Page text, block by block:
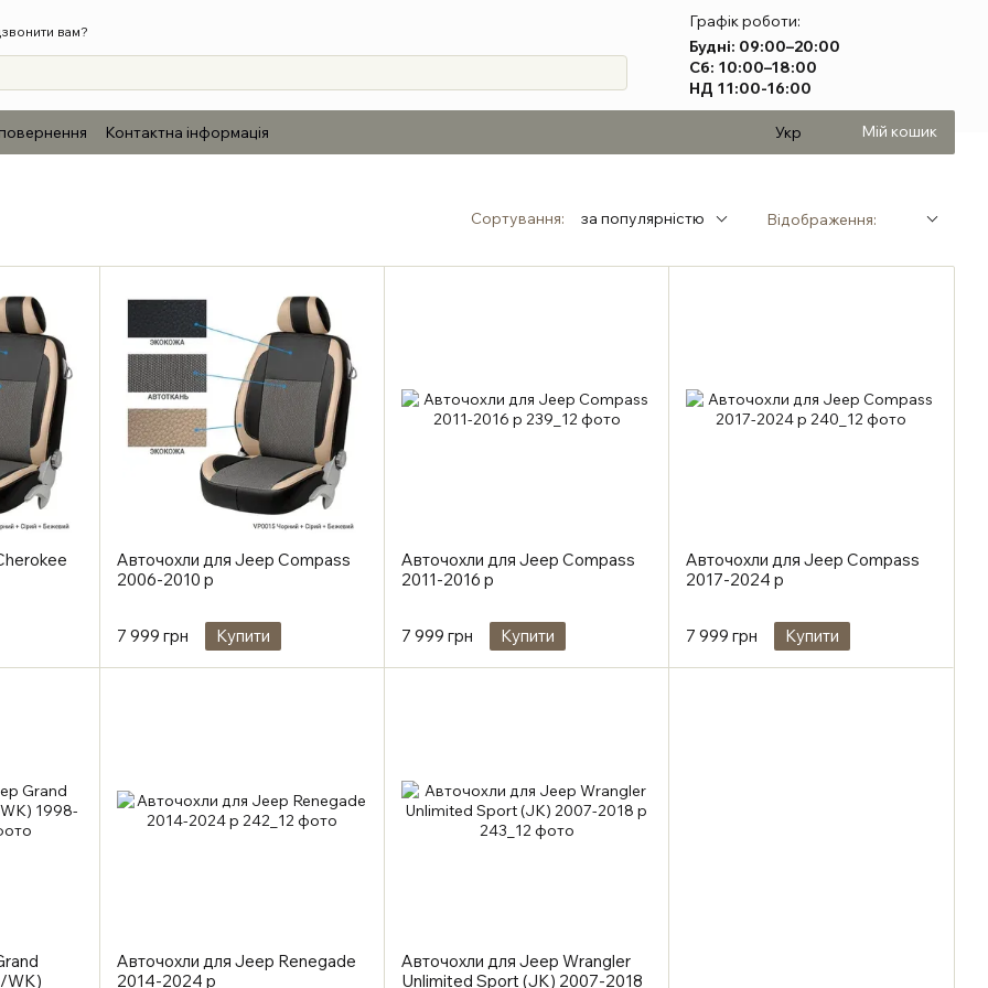
вам?
Графік роботи:
Будні: 09:00–20:00
Сб: 10:00–18:00
НД 11:00-16:00
Контактна інформація Укр Мій кошик
Сортування: за популярністю Відображення:
Авточохли для Jeep Compass
2006-2010 р
7 999 грн Купити
Авточохли для Jeep Compass
2011-2016 р
7 999 грн Купити
Авточохли для Jeep Compass
2017-2024 р
7 999 грн Купити
WK)
Авточохли для Jeep Renegade
2014-2024 р
Авточохли для Jeep Wrangler
Unlimited Sport (JK) 2007-2018